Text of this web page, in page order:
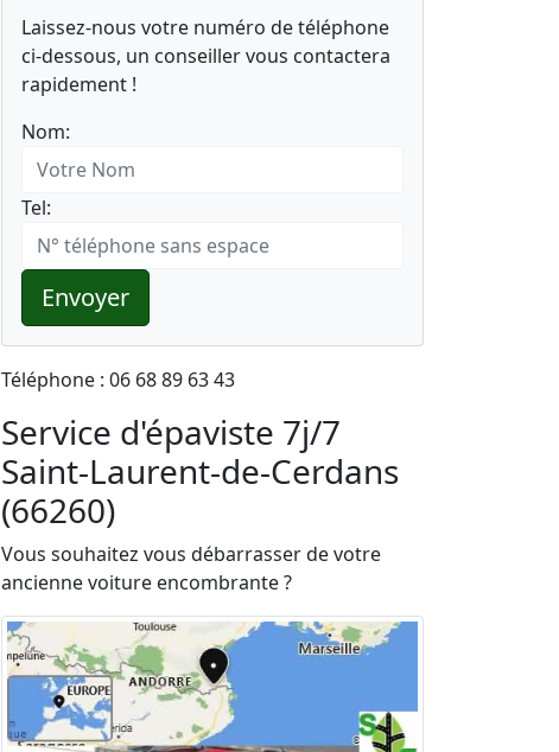
Laissez-nous votre numéro de téléphone
ci-dessous, un conseiller vous contactera
rapidement !
Nom:
Tel:
Envoyer
Téléphone : 06 68 89 63 43
Service d'épaviste 7j/7
Saint-Laurent-de-Cerdans
(66260)
Vous souhaitez vous débarrasser de votre
ancienne voiture encombrante ?